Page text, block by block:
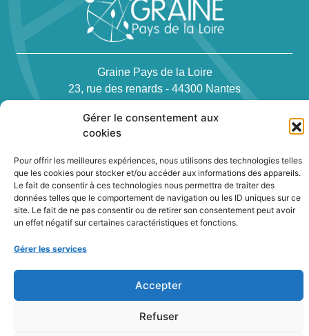
Gérer le consentement aux
cookies
Pour offrir les meilleures expériences, nous utilisons des technologies telles
que les cookies pour stocker et/ou accéder aux informations des appareils.
Le fait de consentir à ces technologies nous permettra de traiter des
données telles que le comportement de navigation ou les ID uniques sur ce
site. Le fait de ne pas consentir ou de retirer son consentement peut avoir
un effet négatif sur certaines caractéristiques et fonctions.
Gérer les services
Accepter
Refuser
Graine Pays de la Loire
23, rue des renards - 44300 Nantes
Newsletter
Contact
Conditions générales
Terre Nourriciere